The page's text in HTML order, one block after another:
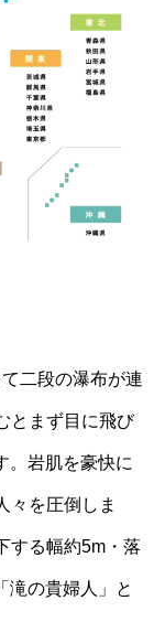
二段の瀑布が連
とまず目に飛び
。岩肌を豪快に
々を圧倒しま
する幅約5m・落
滝の貴婦人」と